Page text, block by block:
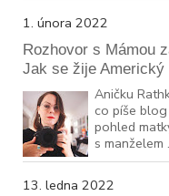
1. února 2022
Rozhovor s Mámou
Jak se žije Americký
Aničku
co píše
pohled
s manželem
13. ledna 2022